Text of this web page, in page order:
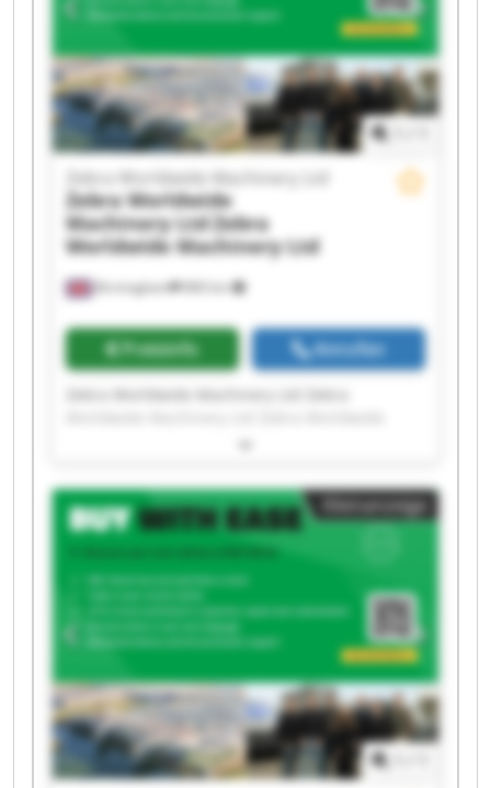
Birmingham 860 km
Zebra Worldwide Machinery Ltd
Zebra Worldwide
Machinery Ltd Zebra
Worldwide Machinery Ltd
Preisinfo Anrufen
Machinery Ltd Zebra Worldwide Machinery Ltd
Worldwide Machinery Ltd Zebra Worldwide
Machinery Ltd Zebra Worldwide Machinery Ltd
Zebra Worldwide Machinery Ltd Zebra
Worldwide Machinery Ltd Zebra Worldwide
Machinery Ltd Zebra Worldwide Machinery Ltd
Zebra Worldwide Machinery Ltd Zebra
Worldwide Machinery Ltd Zebra Worldwide
Machinery Ltd Zebra Worldwide Machinery Ltd
Zebra Worldwide Machinery Ltd Zebra
Worldwide Machinery Ltd Zebra Worldwide
Machinery Ltd Zebra Worldwide Machinery Ltd
Kleinanzeige